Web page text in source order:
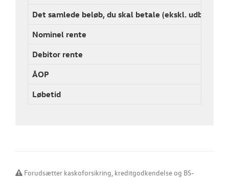
Det samlede beløb, du skal betale (ekskl. udb.)
Nominel rente
Debitor rente
ÅOP
Løbetid
Forudsætter kaskoforsikring, kreditgodkendelse og BS-